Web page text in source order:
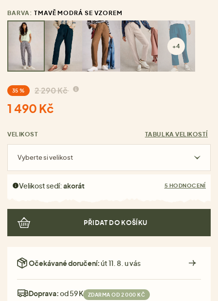
BARVA: TMAVĚ MODRÁ SE VZOREM
+4
35 % 2 290 Kč
1 490 Kč
VELIKOST TABULKA VELIKOSTÍ
Vyberte si velikost
Velikost sedí:akorát 5 HODNOCENÍ
PŘIDAT DO KOŠÍKU
Očekávané doručení:út 11. 8. u vás
Doprava:od 59 Kč ZDARMA OD 2 000 KČ